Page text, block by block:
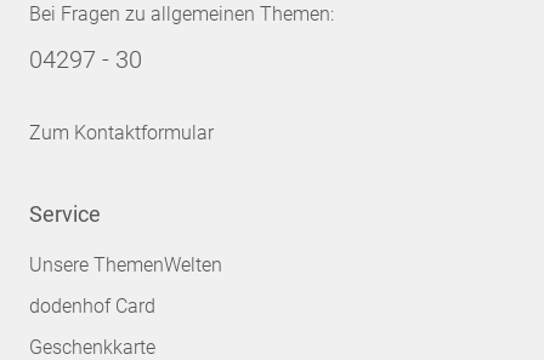
Bei Fragen zu allgemeinen Themen:
04297 - 30
Zum Kontaktformular
Service
Unsere ThemenWelten
dodenhof Card
Geschenkkarte